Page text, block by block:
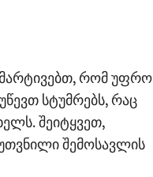
რომ უფრო
სტუმრებს, რაც
შეიტყვეთ,
შემოსავლის